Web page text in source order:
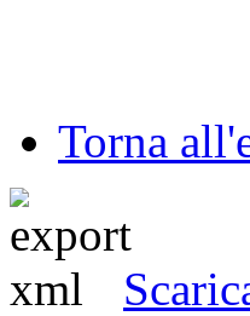
Torna